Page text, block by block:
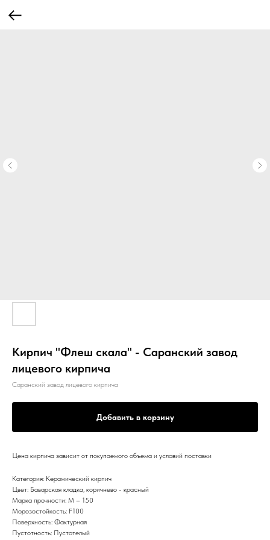
Кирпич "Флеш скала" - Саранский завод
лицевого кирпича
Саранский завод лицевого кирпича
Добавить в корзину
Цена кирпича зависит от покупаемого объема и условий поставки
Категория: Керамический кирпич
Цвет: Баварская кладка, коричнево - красный
Марка прочности: М – 150
Морозостойкость: F100
Поверхность: Фактурная
Пустотность: Пустотелый